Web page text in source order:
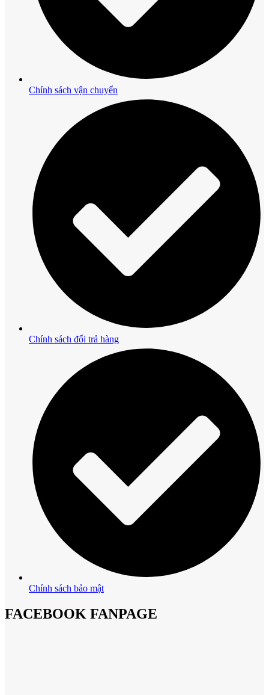
Chính sách vận chuyển
Chính sách đổi trả hàng
Chính sách bảo mật
FACEBOOK FANPAGE